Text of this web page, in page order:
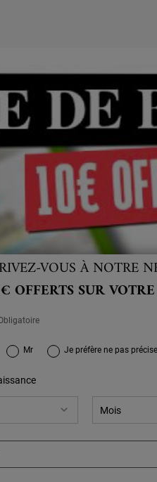
VOUS À NOTRE
OFFERTS SUR
Mr Je préfère ne pas